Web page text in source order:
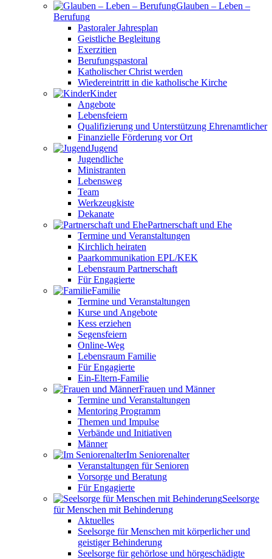
Glauben – Leben –
Berufung
Pastoraler Jahresplan
Geistliche Begleitung
Exerzitien
Berufungspastoral
Katholischer Christ werden
Wiedereintritt in die katholische Kirche
Kinder
Angebote
Lebensfeiern
Qualifizierung und Unterstützung Ehrenamtlicher
Finanzielle Förderung vor Ort
Jugend
Jugendliche
Ministranten
Lebensweg
Team
Werkzeugkiste
Dekanate
Partnerschaft und Ehe
Termine und Veranstaltungen
Kirchlich heiraten
Paarkommunikation EPL/KEK
Lebensraum Partnerschaft
Für Engagierte
Familie
Termine und Veranstaltungen
Kurse und Angebote
Kess erziehen
Segensfeiern
Online-Weg
Lebensraum Familie
Für Engagierte
Ein-Eltern-Familie
Frauen und Männer
Termine und Veranstaltungen
Mentoring Programm
Themen und Impulse
Verbände und Initiativen
Männer
Im Seniorenalter
Veranstaltungen für Senioren
Vorsorge und Beratung
Für Engagierte
Seelsorge
für Menschen mit Behinderung
Aktuelles
Seelsorge für Menschen mit körperlicher und
geistiger Behinderung
Seelsorge für gehörlose und hörgeschädigte